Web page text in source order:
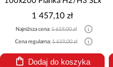
1 457,10 zł
Najniższa cena:1 619,00 zł
Cena regularna:1 619,00 zł
Dodaj do koszyka